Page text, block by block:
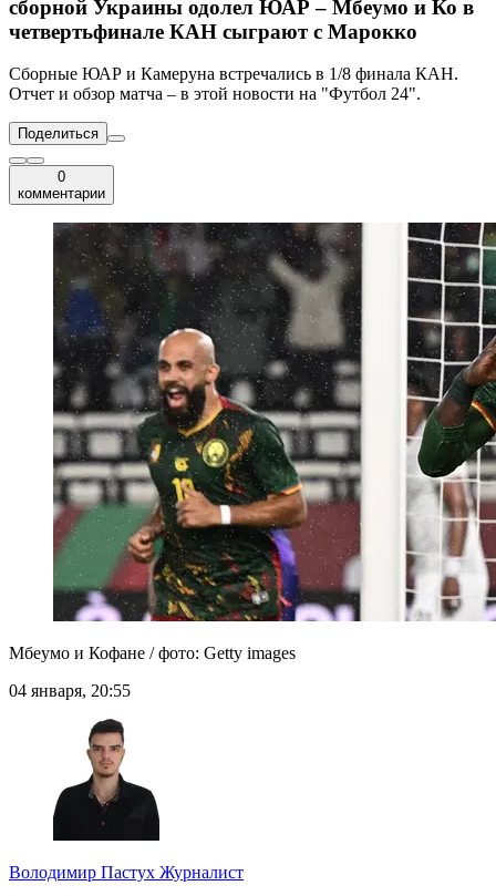
сборной Украины одолел ЮАР – Мбеумо и Ко в
четвертьфинале КАН сыграют с Марокко
Сборные ЮАР и Камеруна встречались в 1/8 финала КАН.
Отчет и обзор матча – в этой новости на "Футбол 24".
Поделиться
0
комментарии
Мбеумо и Кофане / фото: Getty images
04 января, 20:55
Володимир Пастух Журналист